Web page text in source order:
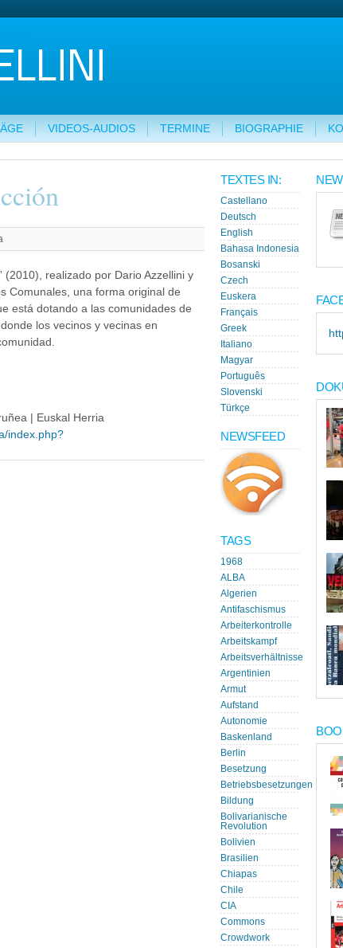
VIDEOS-AUDIOS TERMINE BIOGRAPHIE
(2010), realizado por Dario Azzellini y
Comunales, una forma original de
está dotando a las comunidades de
los vecinos y vecinas en
| Euskal Herria
index.php?
TEXTES IN:
Castellano
Deutsch
English
Bahasa Indonesia
Bosanski
Czech
Euskera
Français
Greek
Italiano
Magyar
Português
Slovenski
Türkçe
NEWSFEED
TAGS
1968
ALBA
Algerien
Antifaschismus
Arbeiterkontrolle
Arbeitskampf
Arbeitsverhältnisse
Argentinien
Armut
Aufstand
Autonomie
Baskenland
Berlin
Besetzung
Betriebsbesetzungen
Bildung
Bolivarianische
Revolution
Bolivien
Brasilien
Chiapas
Chile
CIA
Commons
Crowdwork